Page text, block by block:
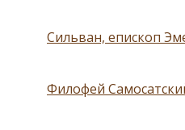
Сильван, епископ
Филофей